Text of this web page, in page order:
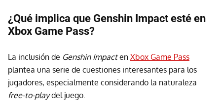
¿Qué implica que Genshin Impact esté en
Xbox Game Pass?
La inclusión de Genshin Impacten Xbox Game Pass
plantea una serie de cuestiones interesantes para los
jugadores, especialmente considerando la naturaleza
free-to-playdel juego.